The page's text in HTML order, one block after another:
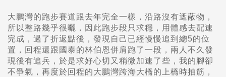
大鵬灣的跑步賽道跟去年完全一樣，沿路沒有遮蔽物，
所以整路幾乎很曬，因此跑步段只求穩，用體感去配速
完成，過了折返點後，發現自己已經慢慢追到總5的位
置，回程還跟國泰的林伯恩併肩跑了一段，兩人不久發
現後有追兵，於是求好心切又稍微加速了些，我的腳卻
不爭氣，再度於回程的大鵬灣跨海大橋的上橋時抽筋，